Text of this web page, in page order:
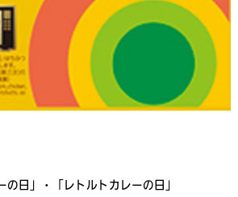
日」・「レトルトカレーの日」